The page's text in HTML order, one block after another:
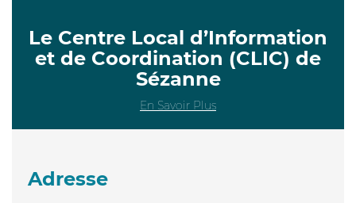
Le Centre Local d’Information
et de Coordination (CLIC) de
Sézanne
En Savoir Plus
Adresse